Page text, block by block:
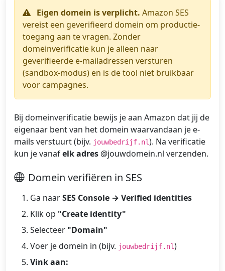
Eigen domein is verplicht. Amazon SES
vereist een geverifieerd domein om productie-
toegang aan te vragen. Zonder
domeinverificatie kun je alleen naar
geverifieerde e-mailadressen versturen
(sandbox-modus) en is de tool niet bruikbaar
voor campagnes.
Bij domeinverificatie bewijs je aan Amazon dat jij de
eigenaar bent van het domein waarvandaan je e-
mails verstuurt (bijv. jouwbedrijf.nl). Na verificatie
kun je vanafelk adres @jouwdomein.nl verzenden.
Domein verifiëren in SES
Ga naarSES Console → Verified identities
Klik op "Create identity"
Selecteer "Domain"
Voer je domein in (bijv. jouwbedrijf.nl)
Vink aan: